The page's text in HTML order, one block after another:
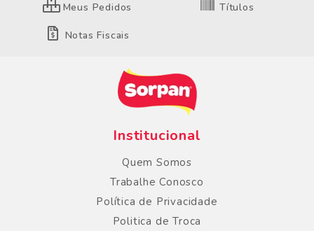
Meus Pedidos Títulos
Notas Fiscais
Institucional
Quem Somos
Trabalhe Conosco
Política de Privacidade
Politica de Troca